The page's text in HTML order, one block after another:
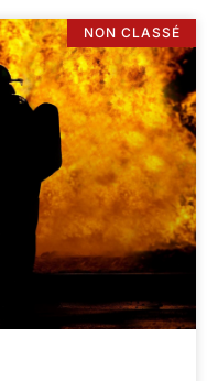
NON CLASSÉ